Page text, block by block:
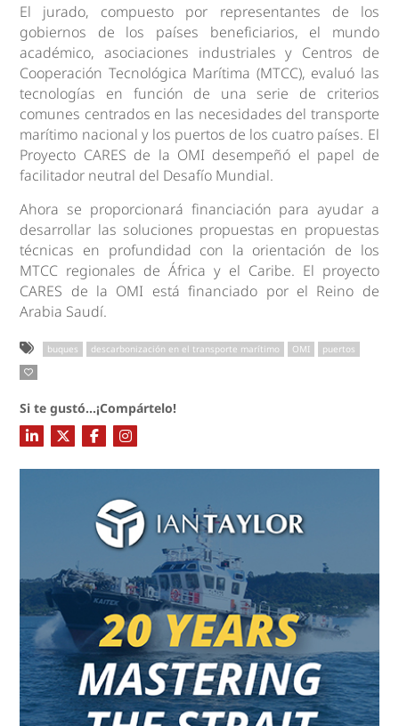
El jurado, compuesto por representantes de los
gobiernos de los países beneficiarios, el mundo
académico, asociaciones industriales y Centros de
Cooperación Tecnológica Marítima (MTCC), evaluó las
tecnologías en función de una serie de criterios
comunes centrados en las necesidades del transporte
marítimo nacional y los puertos de los cuatro países. El
Proyecto CARES de la OMI desempeñó el papel de
facilitador neutral del Desafío Mundial.
Ahora se proporcionará financiación para ayudar a
desarrollar las soluciones propuestas en propuestas
técnicas en profundidad con la orientación de los
MTCC regionales de África y el Caribe. El proyecto
CARES de la OMI está financiado por el Reino de
Arabia Saudí.
buques descarbonización en el transporte marítimo OMI puertos
Si te gustó...¡Compártelo!